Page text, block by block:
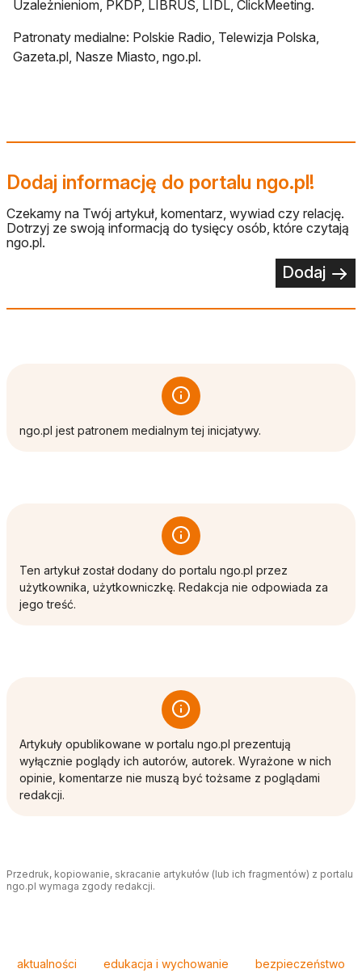
Uzależnieniom, PKDP, LIBRUS, LIDL, ClickMeeting.
Patronaty medialne: Polskie Radio, Telewizja Polska,
Gazeta.pl, Nasze Miasto, ngo.pl.
Dodaj informację do portalu ngo.pl!
Czekamy na Twój artykuł, komentarz, wywiad czy relację.
Dotrzyj ze swoją informacją do tysięcy osób, które czytają
ngo.pl.
Dodaj
ngo.pl jest patronem medialnym tej inicjatywy.
Ten artykuł został dodany do portalu ngo.pl przez
użytkownika, użytkowniczkę. Redakcja nie odpowiada za
jego treść.
Artykuły opublikowane w portalu ngo.pl prezentują
wyłącznie poglądy ich autorów, autorek. Wyrażone w nich
opinie, komentarze nie muszą być tożsame z poglądami
redakcji.
Przedruk, kopiowanie, skracanie artykułów (lub ich fragmentów) z portalu
ngo.pl wymaga zgody redakcji.
aktualności edukacja i wychowanie bezpieczeństwo